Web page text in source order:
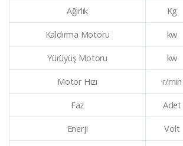
Ağırlık Kg
Kaldırma Motoru kw
Yürüyüş Motoru kw
Motor Hızı r/min
Faz Adet
Enerji Volt